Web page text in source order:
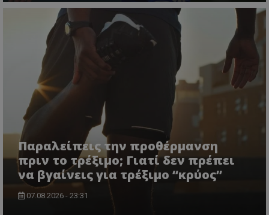
Παραλείπεις την προθέρμανση
πριν το τρέξιμο; Γιατί δεν πρέπει
να βγαίνεις για τρέξιμο “κρύος”
07.08.2026 - 23:31